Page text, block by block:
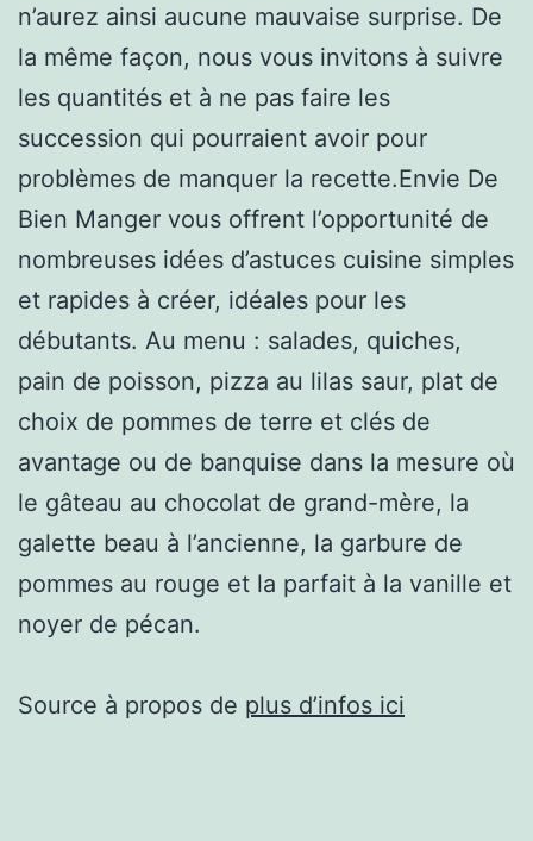
n’aurez ainsi aucune mauvaise surprise. De
la même façon, nous vous invitons à suivre
les quantités et à ne pas faire les
succession qui pourraient avoir pour
problèmes de manquer la recette.Envie De
Bien Manger vous offrent l’opportunité de
nombreuses idées d’astuces cuisine simples
et rapides à créer, idéales pour les
débutants. Au menu : salades, quiches,
pain de poisson, pizza au lilas saur, plat de
choix de pommes de terre et clés de
avantage ou de banquise dans la mesure où
le gâteau au chocolat de grand-mère, la
galette beau à l’ancienne, la garbure de
pommes au rouge et la parfait à la vanille et
noyer de pécan.
Source à propos de plus d’infos ici